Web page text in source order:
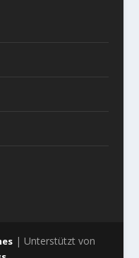
| Unterstützt von